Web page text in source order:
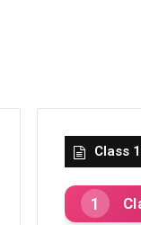
Class